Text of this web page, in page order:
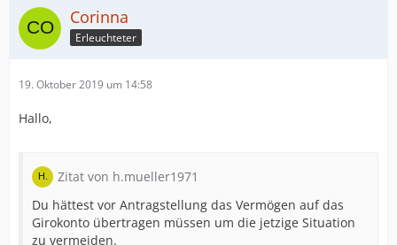
Corinna
Erleuchteter
19. Oktober 2019 um 14:58
Hallo,
Zitat von h.mueller1971
Du hättest vor Antragstellung das Vermögen auf das
Girokonto übertragen müssen um die jetzige Situation
zu vermeiden.